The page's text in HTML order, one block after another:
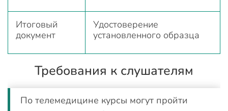
Итоговый
документ
Удостоверение
установленного образца
Требования к слушателям
По телемедицине курсы могут пройти